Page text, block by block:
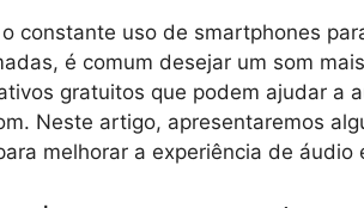
o constante uso de smartphones
é comum desejar um som
gratuitos que podem ajudar a
Neste artigo, apresentaremos
melhorar a experiência de áudio